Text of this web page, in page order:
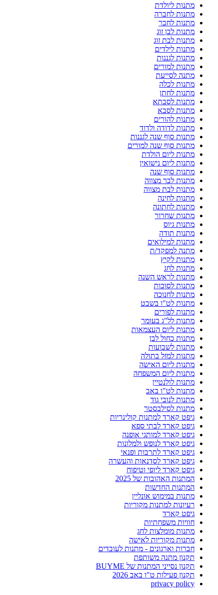
מתנות ליולדת
מתנות לחברה
מתנות לחבר
מתנות לבן זוג
מתנות לבת זוג
מתנות לילדים
מתנות לגננות
מתנות למורים
מתנה לסייעת
מתנות לכלה
מתנות לחתן
מתנות לסבתא
מתנות לסבא
מתנות להורים
מתנות לדודה ולדוד
מתנות סוף שנה לגננות
מתנות סוף שנה למורים
מתנות ליום הולדת
מתנות ליום נישואין
מתנות סוף שנה
מתנות לבר מצווה
מתנות לבת מצווה
מתנות לחינה
מתנות לחתונה
מתנות שחרור
מתנות גיוס
מתנות תודה
מתנות למילואים
מתנה למפקד/ת
מתנות לקיץ
מתנות לחג
מתנות לראש השנה
מתנות לסוכות
מתנות לחנוכה
מתנות לט"ו בשבט
מתנות לפורים
מתנות לל"ג בעומר
מתנות ליום העצמאות
מתנות כחול לבן
מתנות לשבועות
מתנות למזל בתולה
מתנות ליום האישה
מתנות ליום המשפחה
מתנות לולנטיין
מתנות לט"ו באב
מתנות לנובי גוד
מתנות לסילבסטר
גיפט קארד למתנות קולינריות
גיפט קארד לבתי ספא
גיפט קארד למותגי אופנה
גיפט קארד לנופש ולמלונות
גיפט קארד לתרבות ופנאי
גיפט קארד לסדנאות והעשרה
גיפט קארד ליופי וטיפוח
המתנות האהובות של 2025
המתנות החדשות
מתנות במימוש אונליין
רעיונות למתנות מקוריות
גיפט קארד
חוויות משפחתיות
מתנות מומלצות לחג
מתנות מקוריות לאישה
חברות וארגונים - מתנות לעובדים
תקנון מתנה משותפת
תקנון נסייני המתנות של BUYME
תקנון פעילות ט"ו באב 2026
privacy policy